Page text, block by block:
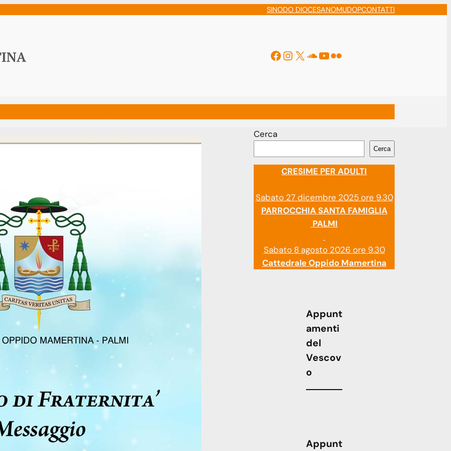
SINODO DIOCESANOMUDOPCONTATTI
Facebook
Instagram
X Soundcloud
YouTube
Flickr
Cerca
Cerca
CRESIME PER ADULTI
Sabato 27 dicembre 2025 ore 9.30
PARROCCHIA SANTA FAMIGLIA
PALMI
Sabato 8 agosto 2026 ore 9.30
Cattedrale Oppido Mamertina
Appunt
amenti
del
Vescov
o
Appunt